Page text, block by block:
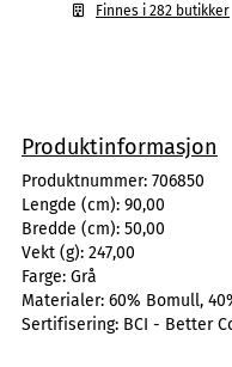
Finnes i 282 butikker
Produktinformasjon
Produktnummer: 706850
Lengde (cm): 90,00
Bredde (cm): 50,00
Vekt (g): 247,00
Farge: Grå
Materialer: 60% Bomull,
Sertifisering: BCI - Better